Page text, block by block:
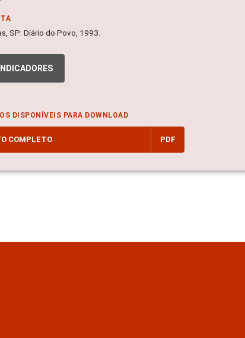
SP: Diário do Povo, 1993.
INDICADORES
DISPONÍVEIS PARA DOWNLOAD
COMPLETO PDF